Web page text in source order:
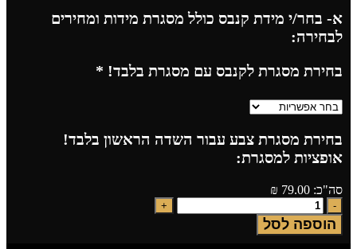
א- בחר/י מידת קנבס כולל מסגרת מידות ומחירים
לבחירה:
בחירת מסגרת לקנבס עם מסגרת בלבד! *
בחירת מסגרת צבע עבור השדה הראשון בלבד!
אופציות למסגרת:
סה"כ: 79.00
₪
הוספה לסל